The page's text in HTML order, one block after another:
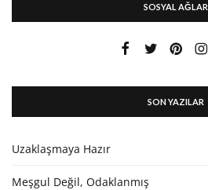
SOSYAL AĞLAR
SON YAZILAR
Uzaklaşmaya Hazır
Meşgul Değil, Odaklanmış